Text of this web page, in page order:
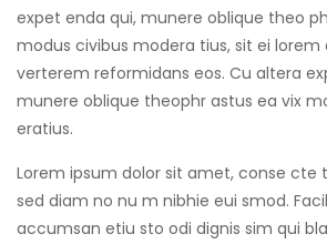
expet enda qui, munere oblique theo
modus civibus modera tius, sit ei lorem
verterem reformidans eos. Cu altera
munere oblique theophr astus ea vix
eratius.
Lorem ipsum dolor sit amet, conse cte
sed diam no nu m nibhie eui smod.
accumsan etiu sto odi dignis sim qui